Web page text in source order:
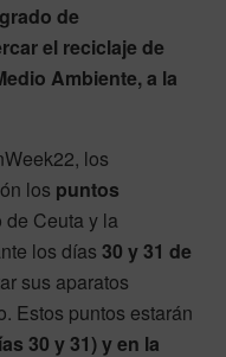
de
el reciclaje de
Ambiente, a la
los
los puntos
de Ceuta y la
los días 30 y 31 de
sus aparatos
Estos puntos estarán
30 y 31) y en la